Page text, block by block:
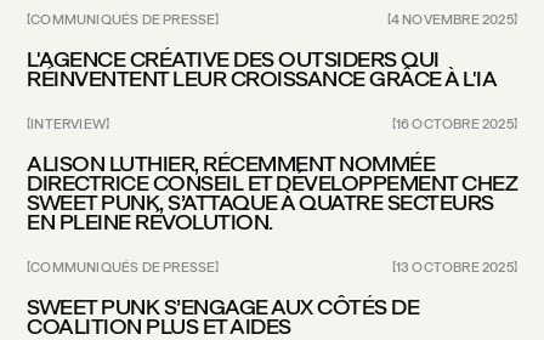
COMMUNIQUÉS DE PRESSE 4 NOVEMBRE 2025
L'AGENCE CRÉATIVE DES OUTSIDERS QUI
RÉINVENTENT LEUR CROISSANCE GRÂCE À L'IA
INTERVIEW 16 OCTOBRE 2025
ALISON LUTHIER, RÉCEMMENT NOMMÉE
DIRECTRICE CONSEIL ET DÉVELOPPEMENT CHEZ
SWEET PUNK, S’ATTAQUE À QUATRE SECTEURS
EN PLEINE RÉVOLUTION.
COMMUNIQUÉS DE PRESSE 13 OCTOBRE 2025
SWEET PUNK S’ENGAGE AUX CÔTÉS DE
COALITION PLUS ET AIDES